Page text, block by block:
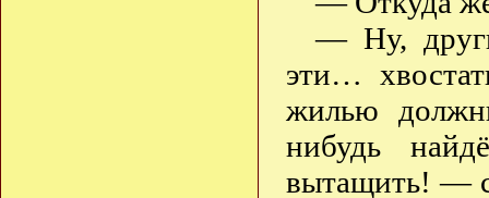
— Ну,
эти…
жилью
нибудь
вытащить! —